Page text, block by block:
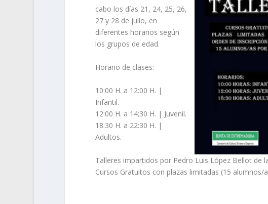
cabo los días 21, 24, 25, 26,
27 y 28 de julio, en
diferentes horarios según
los grupos de edad.
Horario de clases:
10:00 H. a 12:00 H. |
Infantil.
12:00 H. a 14;30 H. | Juvenil.
18:30 H. a 22:30 H. |
Adultos.
Talleres impartidos por Pedro Luis López Bellot de
Cursos Gratuitos con plazas limitadas (15 alumnos/